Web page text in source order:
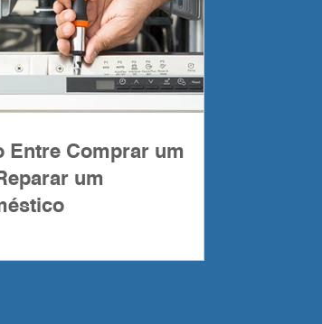
Entre Comprar um
um